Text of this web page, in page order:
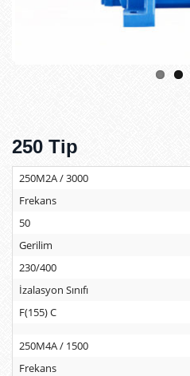
250 Tip
250M2A / 3000
Frekans
50
Gerilim
230/400
İzalasyon Sınıfı
F(155) C
250M4A / 1500
Frekans